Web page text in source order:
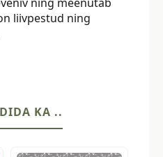
liivpestud ning
KA ..